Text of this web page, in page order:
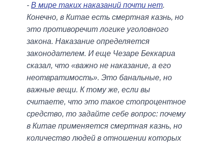
- В мире таких наказаний почти нет.
Конечно, в Китае есть смертная казнь, но
это противоречит логике уголовного
закона. Наказание определяется
законодателем. И еще Чезаре Беккариа
сказал, что «важно не наказание, а его
неотвратимость». Это банальные, но
важные вещи. К тому же, если вы
считаете, что это такое стопроцентное
средство, то задайте себе вопрос: почему
в Китае применяется смертная казнь, но
количество людей в отношении которых